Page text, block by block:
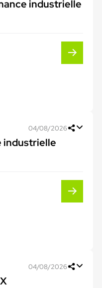
industrielle
04/08/2026
industrielle
04/08/2026